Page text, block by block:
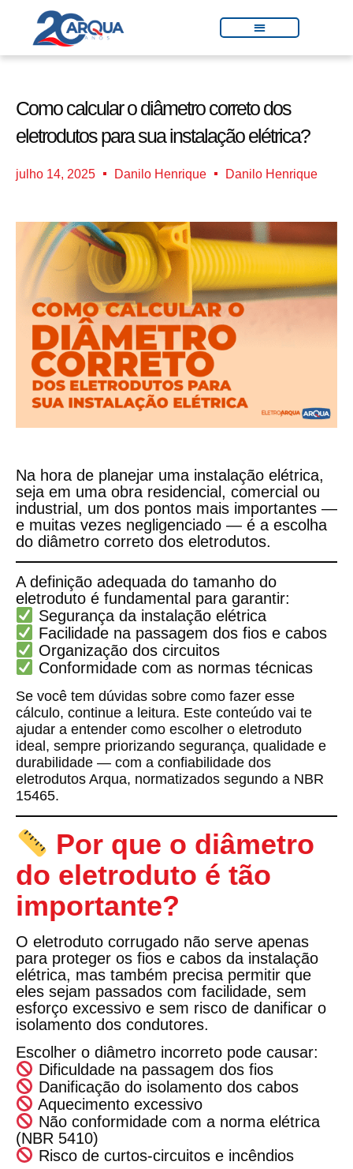
Como calcular o diâmetro correto dos
eletrodutos para sua instalação elétrica?
julho 14, 2025 Danilo Henrique Danilo Henrique
Na hora de planejar uma instalação elétrica,
seja em uma obra residencial, comercial ou
industrial, um dos pontos mais importantes —
e muitas vezes negligenciado — é a escolha
do diâmetro correto dos eletrodutos.
A definição adequada do tamanho do
eletroduto é fundamental para garantir:
Segurança da instalação elétrica
Facilidade na passagem dos fios e cabos
Organização dos circuitos
Conformidade com as normas técnicas
Se você tem dúvidas sobre como fazer esse
cálculo, continue a leitura. Este conteúdo vai te
ajudar a entender como escolher o eletroduto
ideal, sempre priorizando segurança, qualidade e
durabilidade — com a confiabilidade dos
eletrodutos Arqua, normatizados segundo a NBR
15465.
Por que o diâmetro
do eletroduto é tão
importante?
O eletroduto corrugado não serve apenas
para proteger os fios e cabos da instalação
elétrica, mas também precisa permitir que
eles sejam passados com facilidade, sem
esforço excessivo e sem risco de danificar o
isolamento dos condutores.
Escolher o diâmetro incorreto pode causar:
Dificuldade na passagem dos fios
Danificação do isolamento dos cabos
Aquecimento excessivo
Não conformidade com a norma elétrica
(NBR 5410)
Risco de curtos-circuitos e incêndios